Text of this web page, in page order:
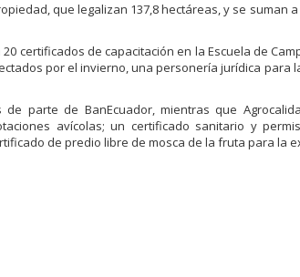
que legalizan 137,8 hectáreas, y se suman
certificados de capacitación en la Escuela de
por el invierno, una personería jurídica para
parte de BanEcuador, mientras que
avícolas; un certificado sanitario y
de predio libre de mosca de la fruta para la